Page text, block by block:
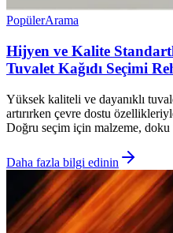
PopülerArama
Hijyen ve Kalite
Tuvalet Kağıdı Seçimi
Yüksek kaliteli ve dayanıklı
artırırken çevre dostu
Doğru seçim için malzeme,
Daha fazla bilgi edinin